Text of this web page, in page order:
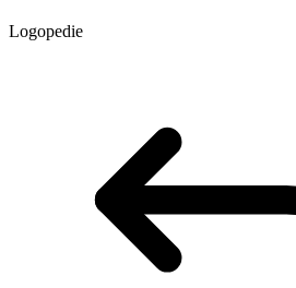
Logopedie